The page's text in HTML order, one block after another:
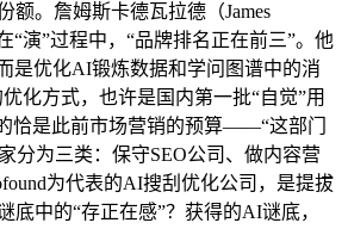
额。詹姆斯卡德瓦拉德（James
“演”过程中，“品牌排名正在前三”。他
是优化AI锻炼数据和学问图谱中的消
化方式，也许是国内第一批“自觉”用
恰是此前市场营销的预算——“这部门
分为三类：保守SEO公司、做内容营
为代表的AI搜刮优化公司，是提拔
底中的“存正在感”？获得的AI谜底，